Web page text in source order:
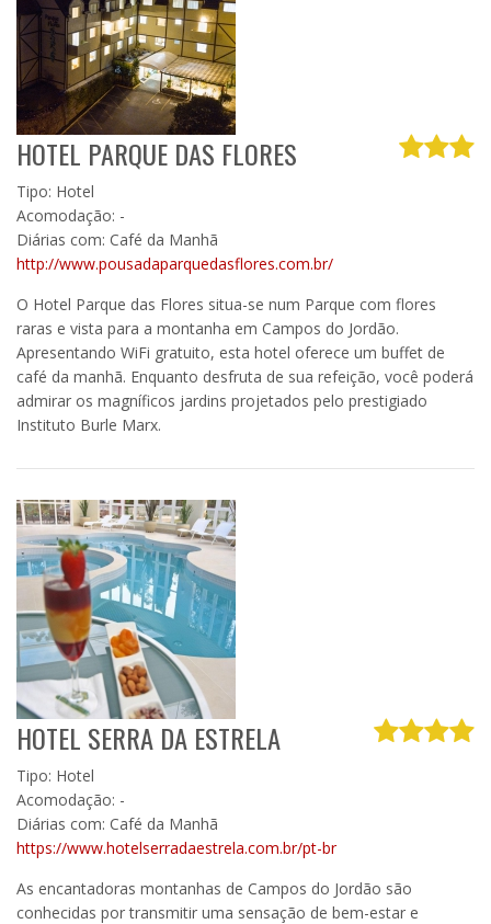
HOTEL PARQUE DAS FLORES
Tipo: Hotel
Acomodação: -
Diárias com: Café da Manhã
http://www.pousadaparquedasflores.com.br/
O Hotel Parque das Flores situa-se num Parque com flores
raras e vista para a montanha em Campos do Jordão.
Apresentando WiFi gratuito, esta hotel oferece um buffet de
café da manhã. Enquanto desfruta de sua refeição, você poderá
admirar os magníficos jardins projetados pelo prestigiado
Instituto Burle Marx.
HOTEL SERRA DA ESTRELA
Tipo: Hotel
Acomodação: -
Diárias com: Café da Manhã
https://www.hotelserradaestrela.com.br/pt-br
As encantadoras montanhas de Campos do Jordão são
conhecidas por transmitir uma sensação de bem-estar e